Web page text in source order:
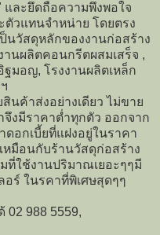
และยึดถือความพึงพอใจ
ตัวแทนจำหน่าย โดยตรง
นวัสดุหลักของงานก่อสร้าง
านผลิตคอนกรีตผสมเสร็จ ,
มอญ, โรงงานผลิตเหล็ก
นค้าส่งอย่างเดียว ไม่ขาย
งมีราคาต่ำทุกตัว ออกจาก
ดอกเบี้ยที่แฝงอยู่ในราคา
หมือนกับร้านวัสดุก่อสร้าง
ที่ใช้งานปริมาณเยอะๆๆมี
อร์ ในรคาที่พิเศษสุดๆๆ
02 988 5559,